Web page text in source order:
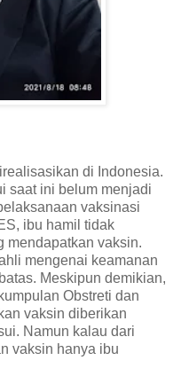
di Indonesia.
saat ini belum menjadi
vaksinasi
ibu hamil tidak
mendapatkan vaksin.
mengenai keamanan
Meskipun demikian,
Obstreti dan
vaksin diberikan
Namun kalau dari
vaksin hanya ibu